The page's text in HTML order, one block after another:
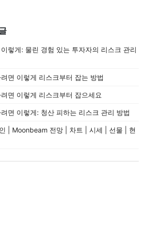
렇게: 물린 경험 있는 투자자의 리스크 관리
면 이렇게 리스크부터 잡는 방법
면 이렇게 리스크부터 잡으세요
면 이렇게: 청산 피하는 리스크 관리 방법
| Moonbeam 전망 | 차트 | 시세 | 선물 | 현